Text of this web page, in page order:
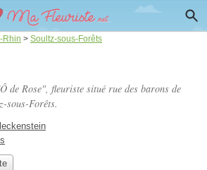
Rhin > Soultz-sous-Forêts
de Rose", fleuriste situé rue des barons de
sous-Forêts.